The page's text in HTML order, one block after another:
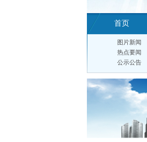
首页
图片新闻
热点要闻
公示公告